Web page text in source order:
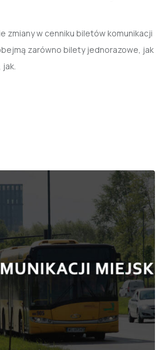
zmiany w cenniku biletów komunikacji
zarówno bilety jednorazowe, jak
jak.